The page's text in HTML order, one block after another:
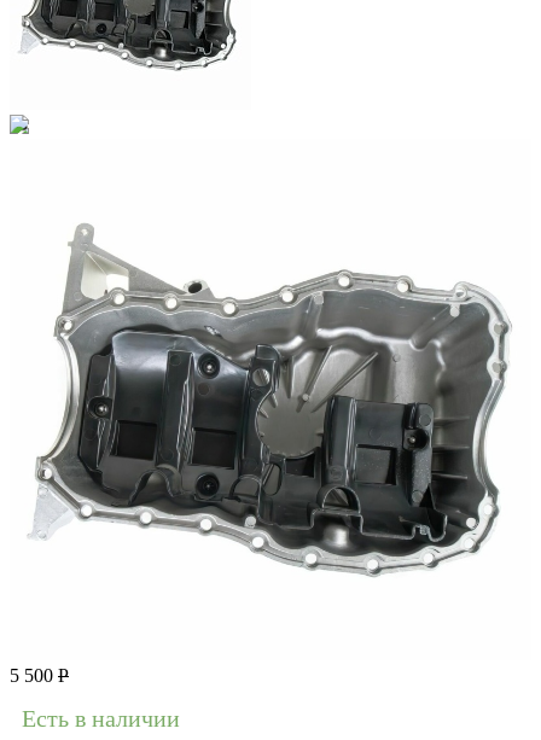
5 500 Р
Есть в наличии